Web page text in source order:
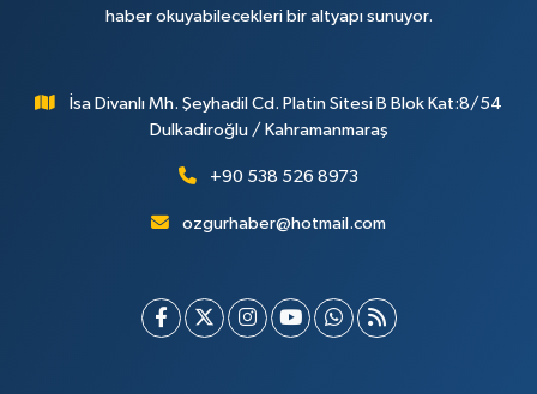
haber okuyabilecekleri bir altyapı sunuyor.
İsa Divanlı Mh. Şeyhadil Cd. Platin Sitesi B Blok Kat:8/54
Dulkadiroğlu / Kahramanmaraş
+90 538 526 8973
ozgurhaber@hotmail.com